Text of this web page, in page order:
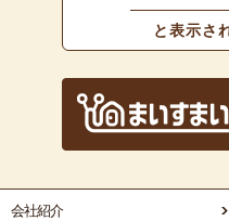
と表示さ
会社紹介